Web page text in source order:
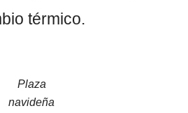
térmico.
Plaza
navideña